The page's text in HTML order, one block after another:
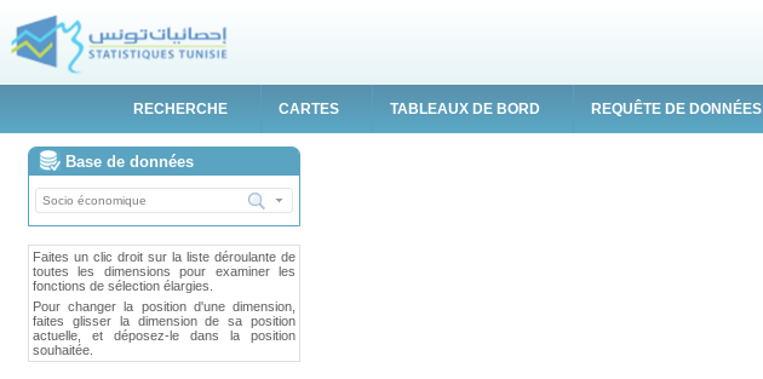
RECHERCHE CARTES TABLEAUX DE BORD REQUÊTE DE DONNÉES
Base de données
Faites un clic droit sur la liste déroulante de
toutes les dimensions pour examiner les
fonctions de sélection élargies.
Pour changer la position d'une dimension,
faites glisser la dimension de sa position
actuelle, et déposez-le dans la position
souhaitée.